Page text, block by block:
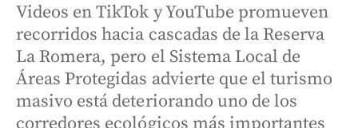
Videos en TikTok y YouTube promueven
recorridos hacia cascadas de la Reserva
La Romera, pero el Sistema Local de
Áreas Protegidas advierte que el turismo
masivo está deteriorando uno de los
corredores ecológicos más importantes